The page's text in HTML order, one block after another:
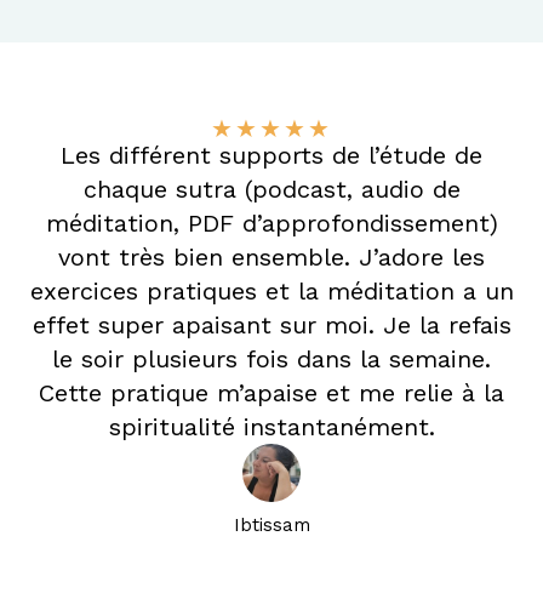
★★★★★
Les différent supports de l’étude de
chaque sutra (podcast, audio de
méditation, PDF d’approfondissement)
vont très bien ensemble. J’adore les
exercices pratiques et la méditation a un
effet super apaisant sur moi. Je la refais
le soir plusieurs fois dans la semaine.
Cette pratique m’apaise et me relie à la
spiritualité instantanément.
Ibtissam